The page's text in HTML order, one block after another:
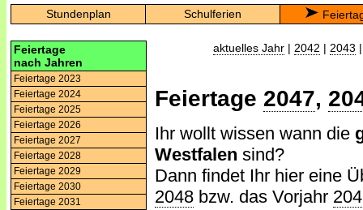
Stundenplan Schulferien
Feiertage
nach Jahren
Feiertage 2023
Feiertage 2024
Feiertage 2025
Feiertage 2026
Feiertage 2027
Feiertage 2028
Feiertage 2029
Feiertage 2030
Feiertage 2031
aktuelles Jahr | 2042 | 2043
Feiertage 2047,
Ihr wollt wissen wann die
Westfalen sind?
Dann findet Ihr hier eine
2048 bzw. das Vorjahr